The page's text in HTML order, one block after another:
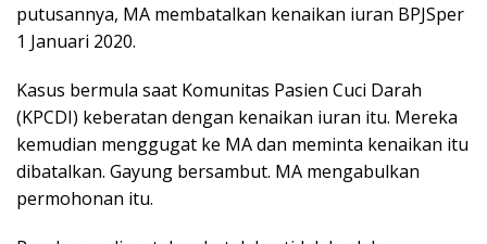
putusannya, MA membatalkan kenaikan iuran BPJSper
1 Januari 2020.
Kasus bermula saat Komunitas Pasien Cuci Darah
(KPCDI) keberatan dengan kenaikan iuran itu. Mereka
kemudian menggugat ke MA dan meminta kenaikan itu
dibatalkan. Gayung bersambut. MA mengabulkan
permohonan itu.